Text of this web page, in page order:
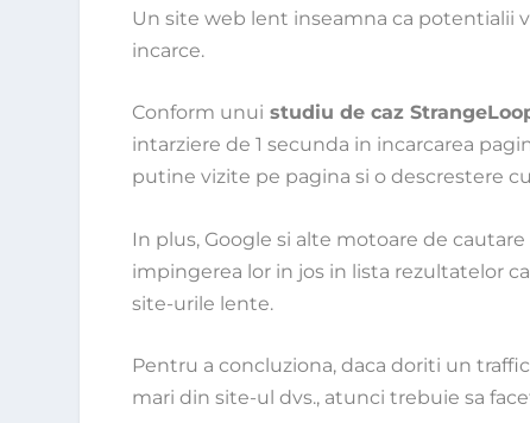
Un site web lent inseamna ca potentialii
incarce.
Conform unui studiu de caz
intarziere de 1 secunda in incarcarea
putine vizite pe pagina si o descrestere
In plus, Google si alte motoare de
impingerea lor in jos in lista rezultatelor
site-urile lente.
Pentru a concluziona, daca doriti un
mari din site-ul dvs., atunci trebuie sa